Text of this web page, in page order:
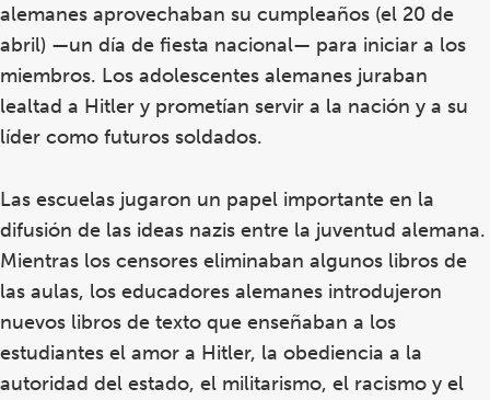
alemanes aprovechaban su cumpleaños (el 20 de
abril) —un día de fiesta nacional— para iniciar a los
miembros. Los adolescentes alemanes juraban
lealtad a Hitler y prometían servir a la nación y a su
líder como futuros soldados.
Las escuelas jugaron un papel importante en la
difusión de las ideas nazis entre la juventud alemana.
Mientras los censores eliminaban algunos libros de
las aulas, los educadores alemanes introdujeron
nuevos libros de texto que enseñaban a los
estudiantes el amor a Hitler, la obediencia a la
autoridad del estado, el militarismo, el racismo y el